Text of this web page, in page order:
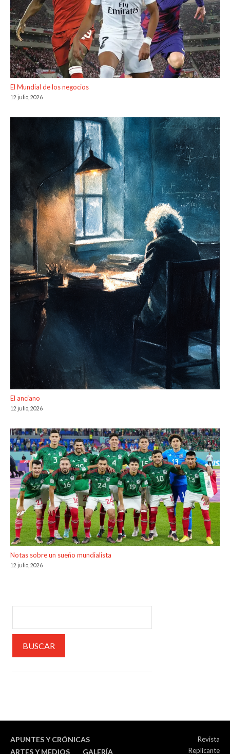
El Mundial de los negocios
12 julio, 2026
El anciano
12 julio, 2026
Notas sobre un sueño mundialista
12 julio, 2026
APUNTES Y CRÓNICAS
ARTES Y MEDIOS
GALERÍA
Revista
Replicante